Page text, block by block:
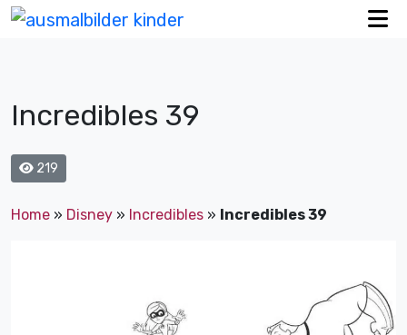
Incredibles 39
219
Home » Disney » Incredibles » Incredibles 39